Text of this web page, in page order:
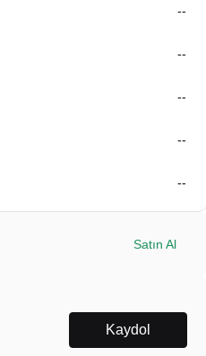
--
--
--
--
--
Satın Al
Kaydol